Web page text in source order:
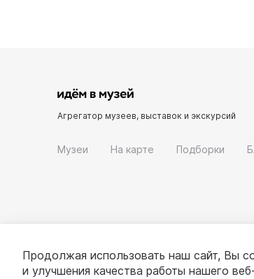
Агрегатор музеев, выставок и экскурсий
Музеи На карте Подборки
Продолжая использовать наш сайт, Вы
и улучшения качества работы нашего